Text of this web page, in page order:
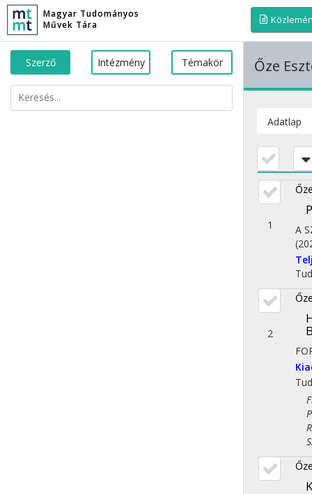
Magyar Tudományos
Művek Tára
Szerző Intézmény Témakör Őze
Adatlap
1 A
2